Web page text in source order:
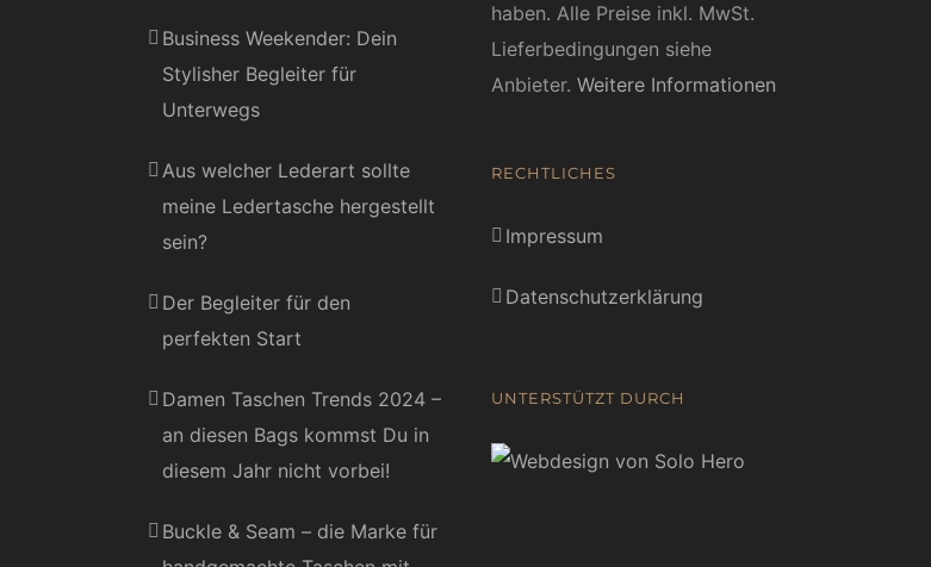
Business Weekender: Dein
Stylisher Begleiter für
Unterwegs
Aus welcher Lederart sollte
meine Ledertasche hergestellt
sein?
Der Begleiter für den
perfekten Start
Damen Taschen Trends 2024 –
an diesen Bags kommst Du in
diesem Jahr nicht vorbei!
Buckle & Seam – die Marke für
haben. Alle Preise inkl. MwSt.
Lieferbedingungen siehe
Anbieter. Weitere Informationen
RECHTLICHES
Impressum
Datenschutzerklärung
UNTERSTÜTZT DURCH